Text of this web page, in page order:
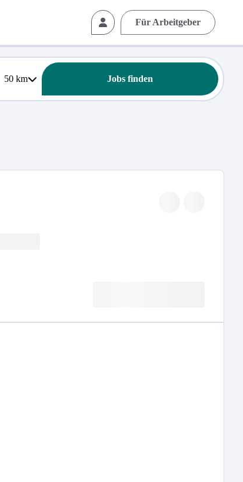
Für Arbeitgeber
50km Jobs finden